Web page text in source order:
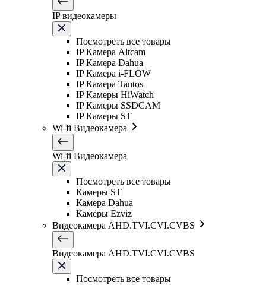
IP видеокамеры
Посмотреть все товары
IP Камера Altcam
IP Камера Dahua
IP Камера i-FLOW
IP Камера Tantos
IP Камеры HiWatch
IP Камеры SSDCAM
IP Камеры ST
Wi-fi Видеокамера
Wi-fi Видеокамера
Посмотреть все товары
Камеры ST
Камера Dahua
Камеры Ezviz
Видеокамера AHD.TVI.CVI.CVBS
Видеокамера AHD.TVI.CVI.CVBS
Посмотреть все товары